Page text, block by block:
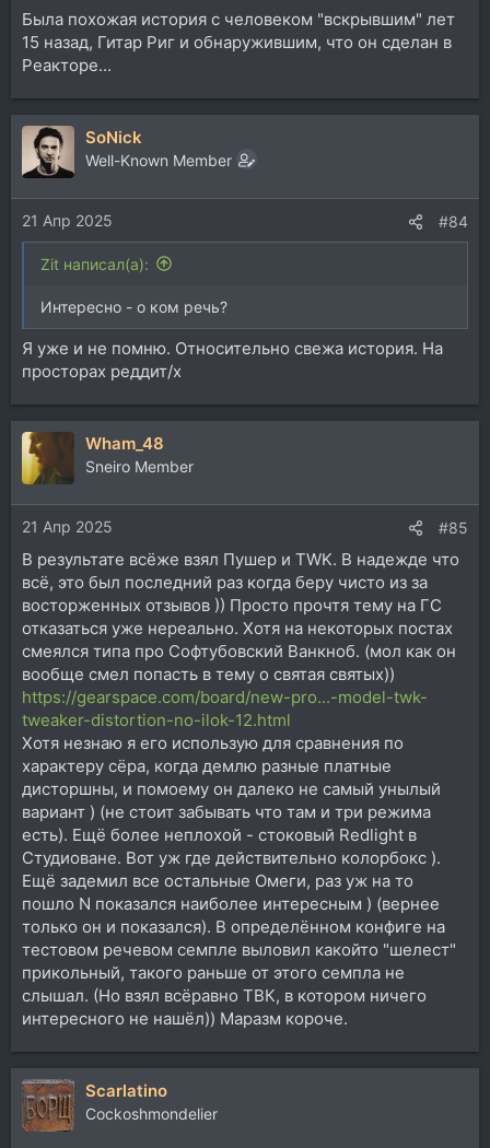
Была похожая история с человеком "вскрывшим" лет
15 назад, Гитар Риг и обнаружившим, что он сделан в
Реакторе...
SoNick
Well-Known Member
21 Апр 2025 #84
Zit написал(а):
Интересно - о ком речь?
Я уже и не помню. Относительно свежа история. На
просторах реддит/х
Wham_48
Sneiro Member
21 Апр 2025 #85
В результате всёже взял Пушер и TWK. В надежде что
всё, это был последний раз когда беру чисто из за
восторженных отзывов )) Просто прочтя тему на ГС
отказаться уже нереально. Хотя на некоторых постах
смеялся типа про Софтубовский Ванкноб. (мол как он
вообще смел попасть в тему о святая святых))
https://gearspace.com/board/new-pro...-model-twk-
tweaker-distortion-no-ilok-12.html
Хотя незнаю я его использую для сравнения по
характеру сёра, когда демлю разные платные
дисторшны, и помоему он далеко не самый унылый
вариант ) (не стоит забывать что там и три режима
есть). Ещё более неплохой - стоковый Redlight в
Студиоване. Вот уж где действительно колорбокс ).
Ещё задемил все остальные Омеги, раз уж на то
пошло N показался наиболее интересным ) (вернее
только он и показался). В определённом конфиге на
тестовом речевом семпле выловил какойто "шелест"
прикольный, такого раньше от этого семпла не
слышал. (Но взял всёравно ТВК, в котором ничего
интересного не нашёл)) Маразм короче.
Scarlatino
Cockoshmondelier